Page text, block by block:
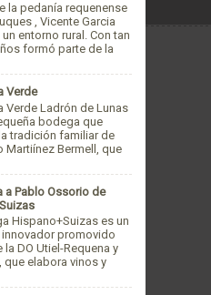
la pedanía requenense
, Vicente Garcia
entorno rural. Con tan
formó parte de la
Verde
Verde Ladrón de Lunas
bodega que
tradición familiar de
Martiínez Bermell, que
a Pablo Ossorio de
Hispano+Suizas es un
promovido
la DO Utiel-Requena y
que elabora vinos y